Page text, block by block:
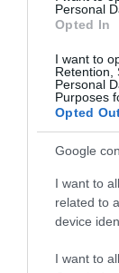
Personal
Opted In
I want to
Retention,
Personal
Purposes
Opted
Google
I want to
related to
device
I want to
ΑΦΉΣΤΕ ΈΝΑ
Η ηλ. διεύθυνση
σημειώνονται με